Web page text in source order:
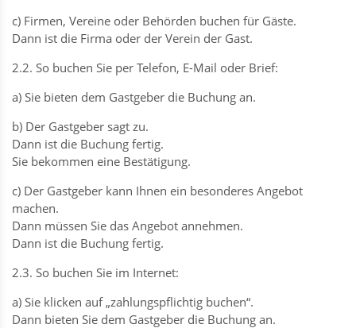
c) Firmen, Vereine oder Behörden buchen für Gäste.
Dann ist die Firma oder der Verein der Gast.
2.2. So buchen Sie per Telefon, E-Mail oder Brief:
a) Sie bieten dem Gastgeber die Buchung an.
b) Der Gastgeber sagt zu.
Dann ist die Buchung fertig.
Sie bekommen eine Bestätigung.
c) Der Gastgeber kann Ihnen ein besonderes Angebot
machen.
Dann müssen Sie das Angebot annehmen.
Dann ist die Buchung fertig.
2.3. So buchen Sie im Internet:
a) Sie klicken auf „zahlungspflichtig buchen“.
Dann bieten Sie dem Gastgeber die Buchung an.